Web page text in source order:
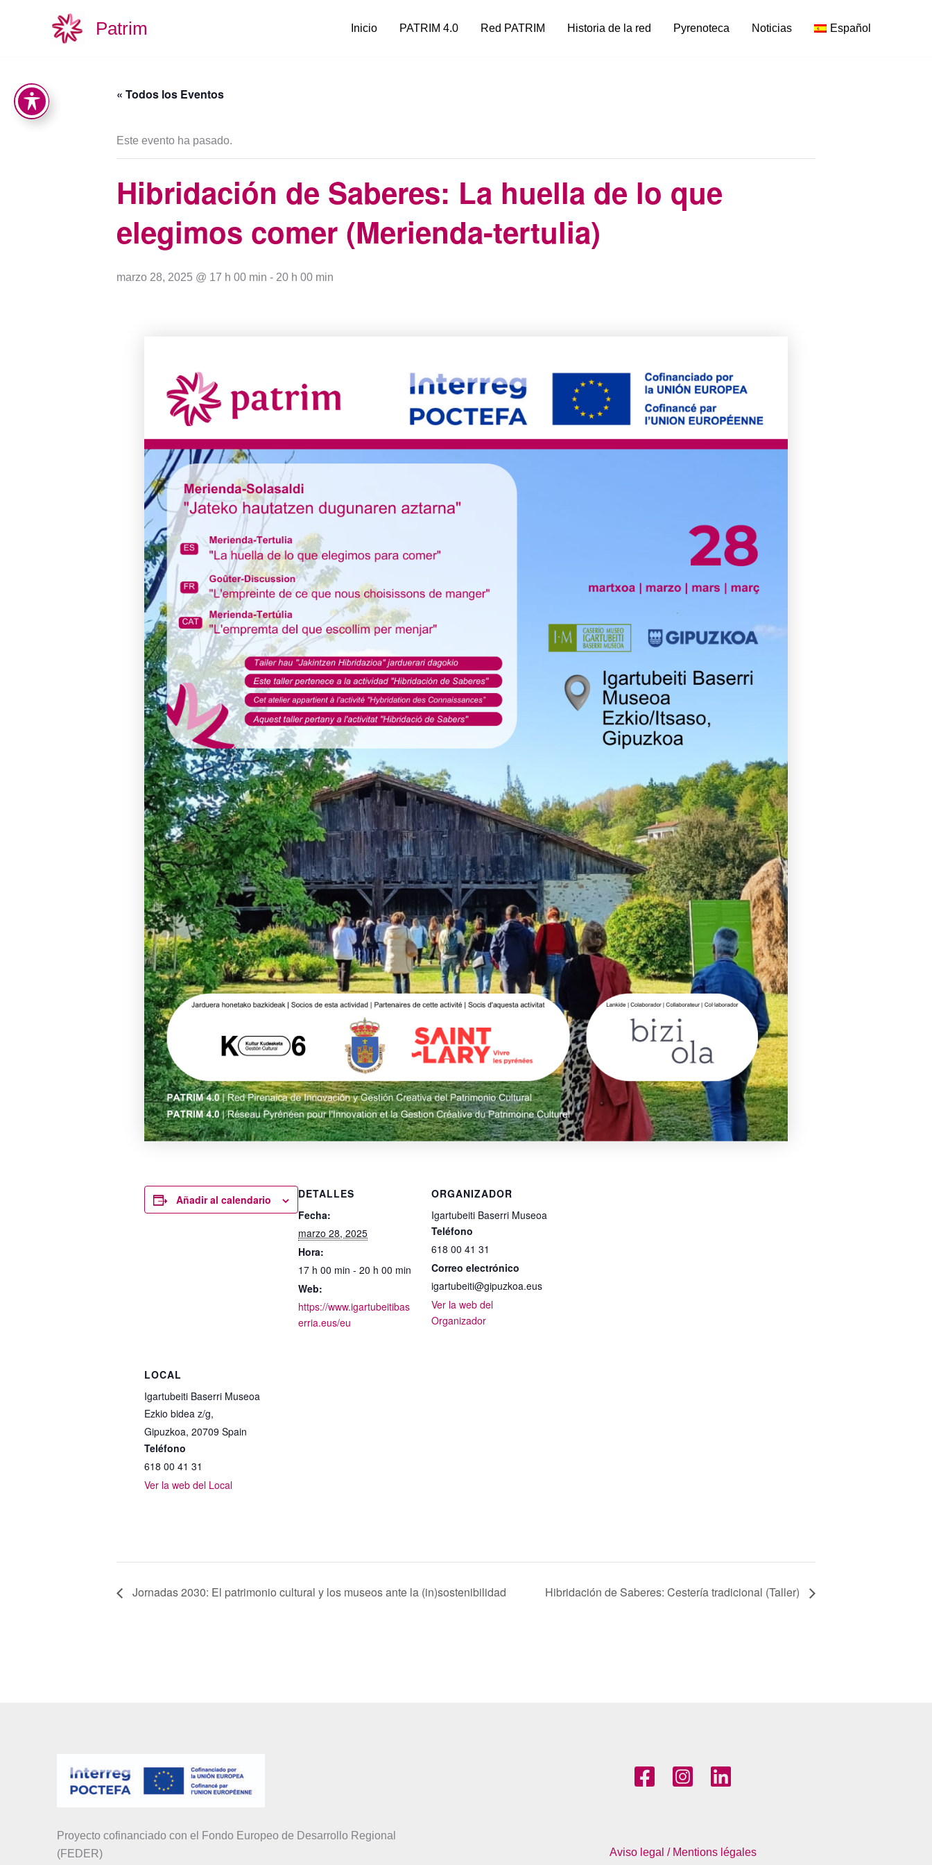
Patrim Inicio PATRIM 4.0 Red PATRIM Historia de la red Pyrenoteca Noticias Español
« Todos los Eventos
Este evento ha pasado.
Hibridación de Saberes: La huella de lo que
elegimos comer (Merienda-tertulia)
marzo 28, 2025 @ 17 h 00 min - 20 h 00 min
Añadir al calendario
DETALLES
Fecha:
marzo 28, 2025
Hora:
17 h 00 min - 20 h 00 min
Web:
https://www.igartubeitibas
erria.eus/eu
ORGANIZADOR
Igartubeiti Baserri Museoa
Teléfono
618 00 41 31
Correo electrónico
igartubeiti@gipuzkoa.eus
Ver la web del
Organizador
LOCAL
Igartubeiti Baserri Museoa
Ezkio bidea z/g,
Gipuzkoa, 20709 Spain
Teléfono
618 00 41 31
Ver la web del Local
Jornadas 2030: El patrimonio cultural y los museos ante la (in)sostenibilidad Hibridación de Saberes: Cestería tradicional (Taller)
Proyecto cofinanciado con el Fondo Europeo de Desarrollo Regional
(FEDER)
Aviso legal / Mentions légales